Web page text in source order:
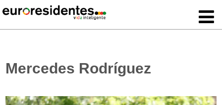
Mercedes Rodríguez